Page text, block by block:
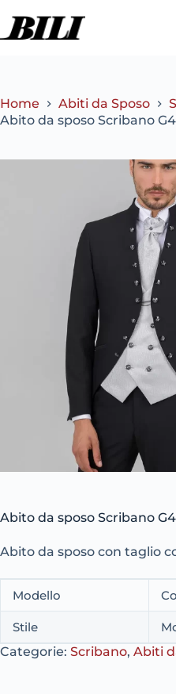
contenuto
Home Abiti da Sposo
Abito da sposo Scribano
Abito da sposo Scribano
Abito da sposo con taglio
Modello
Stile
Categorie: Scribano, Abiti